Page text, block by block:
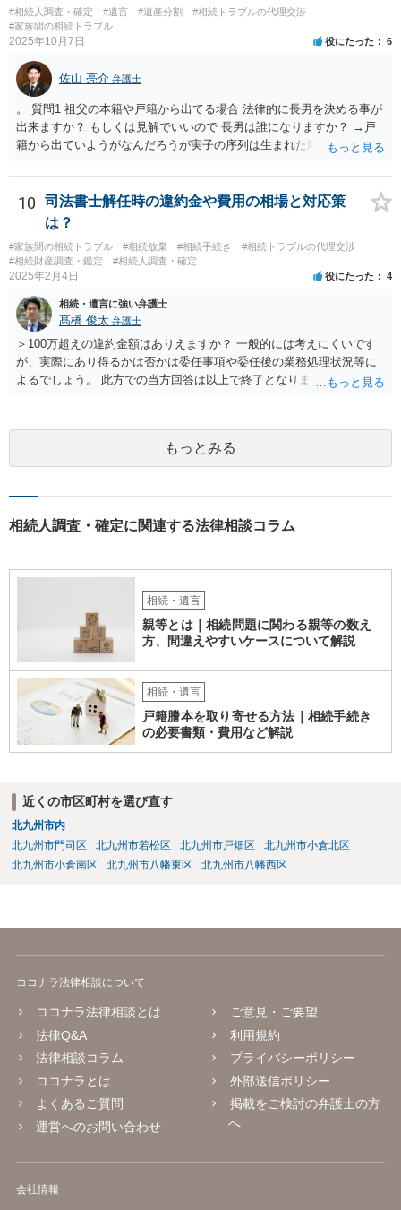
財産（遺産）の全容を整理する（預貯金，有価証券，不動産等の有無
を調べることになります。） ②相続財産に照らし，相続税の申告の準
備をする（税理士の先生にご相談ください。） ③遺産分割協議をする
（ご本人同士で行っても構いませんし，弁護士に相談することもよろ
しいと思います。） ことになります。
#相続人調査・確定 #遺言 #遺産分割
#相続トラブルの代理交渉
#家族間の相続トラブル
2025年10月7日 役にたった 6
佐山 亮介 弁護士
。 質問1 祖父の本籍や戸籍から出てる場合 法律的に長男を決める事が
出来ますか？ もしくは見解でいいので 長男は誰になりますか？ →戸
籍から出ていようがなんだろうが実子の序列は生まれた順ですから、
書が腹違いの長男に向けてある場合 書かれてる内容が最優先にされる
のですか？ →遺書というのが、法律上の遺言の形式を守っている限り
はそのとおりです。 質問3 父が腹違いの長男に法律的に優位になれそ
うな事はありますか？ →遺言が有効な場合、優位に立つことはできま
せんが、お祖父様が認知症であるなどの「遺言が作れないはずの事
情」があるならば①遺言無効確認の訴えを起こすのは一つの手です。
問4 相続トラブルの代理交渉は可能でしょうか。 →一般論としては可
能ですが、お伺いする内容ですとお祖父様が亡くなられた後に動くこ
とになるでしょう。
10
司法書士解任時の違約金や費用の相場と対応策
は？
#家族間の相続トラブル #相続放棄 #相続手続き
#相続トラブルの代理交渉
#相続財産調査・鑑定
#相続人調査・確定
2025年2月4日 役にたった 4
相続・遺言に強い弁護士
髙橋 俊太 弁護士
＞100万超えの違約金額はありえますか？ 一般的には考えにくいです
が、実際にあり得るかは否かは委任事項や委任後の業務処理状況等に
よるでしょう。 此方での当方回答は以上で終了となりますが、参考に
もっとみる
相続人調査・確定に関連する法律相談コラム
相続・遺言
親等とは｜相続問題に関わる親等の数え
方、間違えやすいケースについて解説
相続・遺言
戸籍謄本を取り寄せる方法｜相続手続き
の必要書類・費用など解説
近くの市区町村を選び直す
北九州市内
北九州市門司区
北九州市若松区 北九州市戸畑区
北九州市小倉北区
北九州市小倉南区
北九州市八幡東区 北九州市八幡西区
ココナラ法律相談について
ココナラ法律相談とは
法律Q&A
法律相談コラム
ココナラとは
よくあるご質問
運営へのお問い合わせ
ご意見・ご要望
利用規約
プライバシーポリシー
外部送信ポリシー
掲載をご検討の弁護士の方
へ
会社情報